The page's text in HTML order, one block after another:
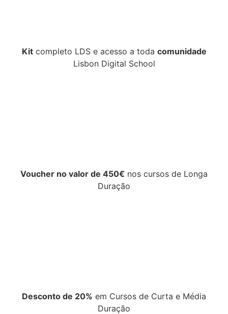
Kitcompleto LDS e acesso a toda comunidade
Lisbon Digital School
Voucher no valor de 450€ nos cursos de Longa
Duração
Desconto de 20% em Cursos de Curta e Média
Duração